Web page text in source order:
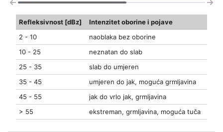
Refleksivnost [dBz]
Intenzitet oborine i pojave
2 - 10
naoblaka bez oborine
10 - 25
neznatan do slab
25 - 35
slab do umjeren
35 - 45
umjeren do jak, moguća grmljavina
45 - 55
jak do vrlo jak, grmljavina
> 55
ekstreman, grmljavina, moguća tuča